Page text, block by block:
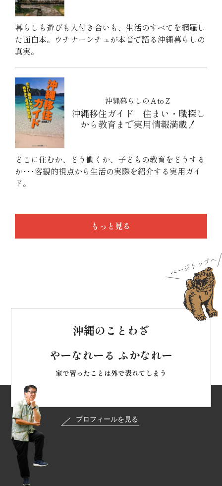
暮らしも遊びも人付き合いも、生活のすべてを網羅し
た面白本。ウチナーンチュが本音で語る沖縄暮らしの
真実。
沖縄暮らしのＡtoＺ
沖縄移住ガイド 住まい・職探し
から教育まで実用情報満載！
どこに住むか、どう働くか、子どもの教育をどうする
か･･･客観的視点から生活の実際を紹介する実用ガイ
ド。
もっと見る
沖縄のことわざ
やーなれーる ふかなれー
家で習ったことは外で表れてしまう